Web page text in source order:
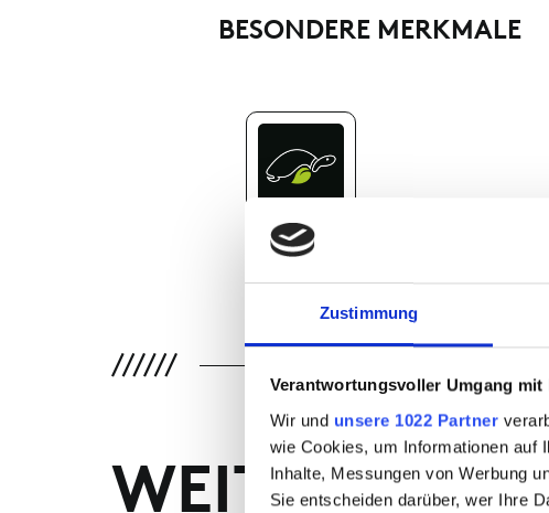
Zustimmung
Verantwortungsvoller Umgang mit
Wir und unsere 1022 Partner
wie Cookies, um Informationen auf
Inhalte, Messungen von Werbung
Sie entscheiden darüber, wer Ihre
BESONDERE MERKMALE
GREEN TURTLE
WEITERE